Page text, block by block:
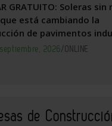
GRATUITO: Soleras sin
está cambiando la
de pavimentos
2026/ONLINE
de